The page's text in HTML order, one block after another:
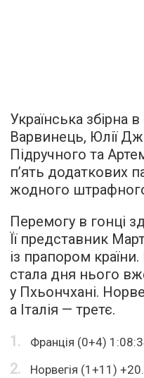
Українська збірна
Варвинець, Юлії
Підручного та
п’ять додаткових
жодного
Перемогу в гонці
Її представник
із прапором
стала дня нього
у Пхьончхані.
а Італія — третє.
Франція (0+4)
Норвегія (1+11)